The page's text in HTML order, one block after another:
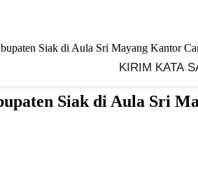
Siak di Aula Sri Mayang Kantor
Siak di Aula Sri